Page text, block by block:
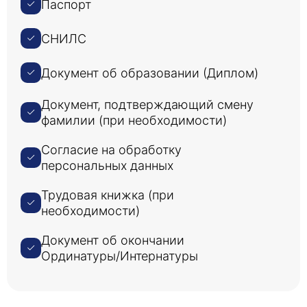
Побочные действия ЛС
Побочные эффекты лекарств - это
непреднамеренные или нежелательные
применения лекарства. Они могут
варьироваться от легких симптомов, таких как
проблем со здоровьем, таких как повреждение
печени или даже смерть. Побочные эффекты
факторами, включая тип лекарства, дозировку
и общее состояние здоровья человека.
Особенности применения ЛС у беременных, кормящих
Паспорт
СНИЛС
Документ об образовании (Диплом)
Документ, подтверждающий смену
фамилии (при необходимости)
Согласие на обработку
персональных данных
Трудовая книжка (при
необходимости)
Документ об окончании
Ординатуры/Интернатуры